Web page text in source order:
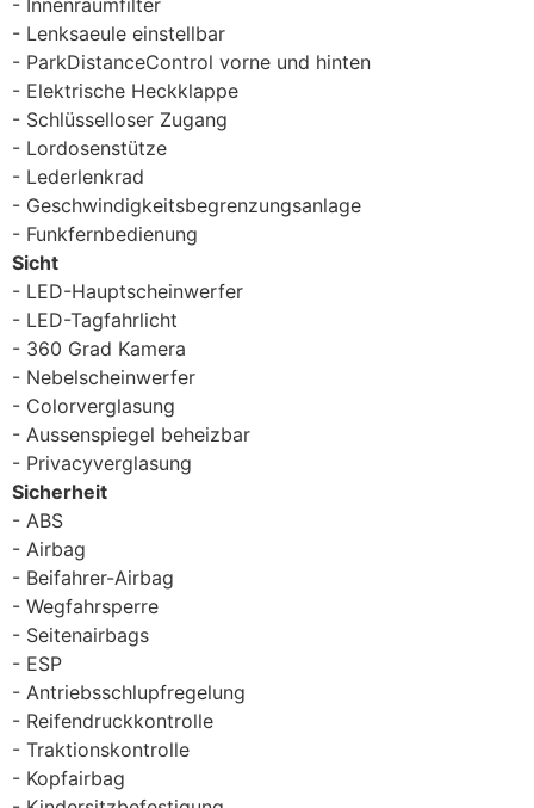
Lenksaeule einstellbar
ParkDistanceControl vorne und hinten
Elektrische Heckklappe
Schlüsselloser Zugang
Lordosenstütze
Lederlenkrad
Geschwindigkeitsbegrenzungsanlage
Funkfernbedienung
Sicht
LED-Hauptscheinwerfer
LED-Tagfahrlicht
360 Grad Kamera
Nebelscheinwerfer
Colorverglasung
Aussenspiegel beheizbar
Privacyverglasung
Sicherheit
ABS
Airbag
Beifahrer-Airbag
Wegfahrsperre
Seitenairbags
ESP
Antriebsschlupfregelung
Reifendruckkontrolle
Traktionskontrolle
Kopfairbag